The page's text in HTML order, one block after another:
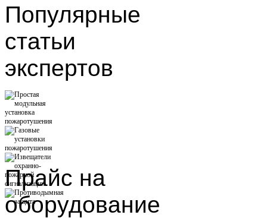
Популярные
статьи
экспертов
Прайс на
оборудование